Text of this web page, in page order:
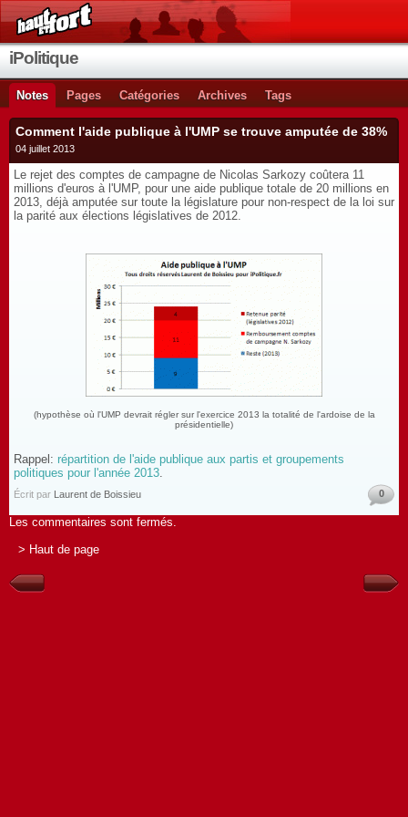
iPolitique
Notes Pages Catégories Archives Tags
Comment l'aide publique à l'UMP se trouve amputée de 38%
04 juillet 2013
Le rejet des comptes de campagne de Nicolas Sarkozy coûtera 11
millions d'euros à l'UMP, pour une aide publique totale de 20 millions en
2013, déjà amputée sur toute la législature pour non-respect de la loi sur
la parité aux élections législatives de 2012.
(hypothèse où l'UMP devrait régler sur l'exercice 2013 la totalité de l'ardoise de la
présidentielle)
Rappel: répartition de l'aide publique aux partis et groupements
politiques pour l'année 2013.
Écrit par Laurent de Boissieu 0
Les commentaires sont fermés.
> Haut de page